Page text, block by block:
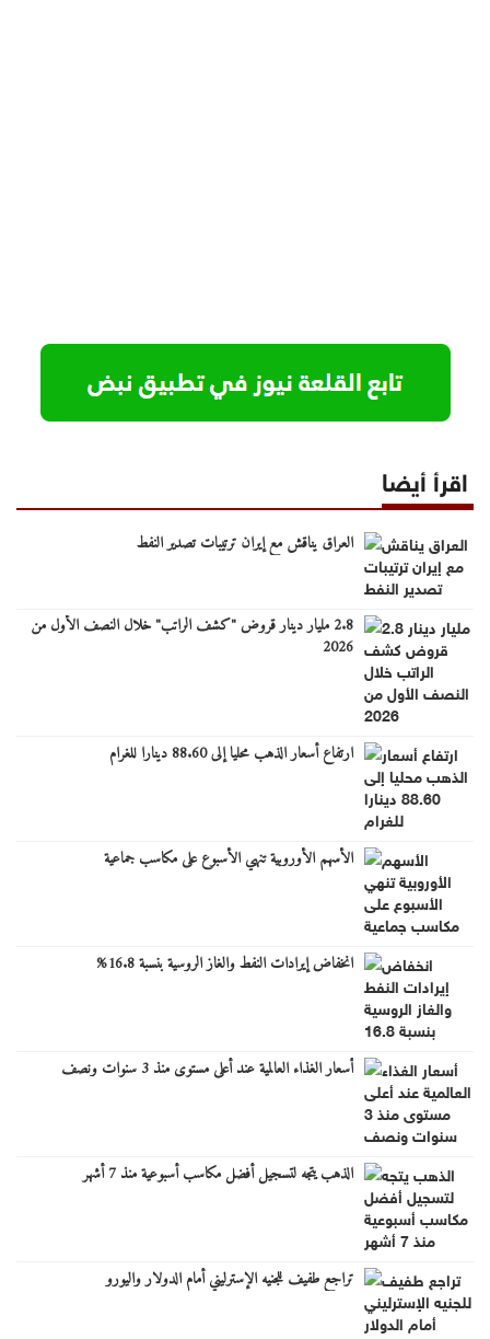
اقرأ أيضا
العراق يناقش مع إيران ترتيبات تصدير النفط
2.8 مليار دينار قروض "كشف الراتب" خلال النصف الأول من
2026
ارتفاع أسعار الذهب محليا إلى 88.60 دينارا للغرام
الأسهم الأوروبية تنهي الأسبوع على مكاسب جماعية
انخفاض إيرادات النفط والغاز الروسية بنسبة 16.8%
أسعار الغذاء العالمية عند أعلى مستوى منذ 3 سنوات ونصف
الذهب يتجه لتسجيل أفضل مكاسب أسبوعية منذ 7 أشهر
تراجع طفيف للجنيه الإسترليني أمام الدولار واليورو